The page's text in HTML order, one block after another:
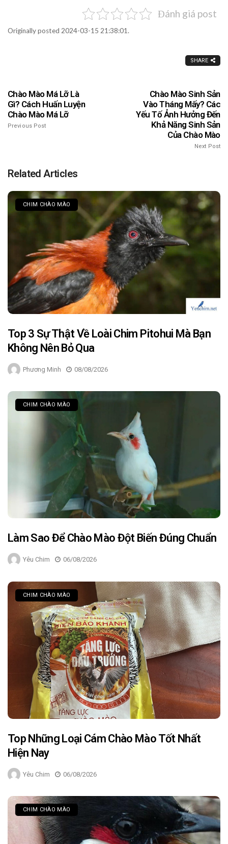
Đánh giá post
Originally posted 2024-03-15 21:38:01.
SHARE
Chào Mào Má Lỡ Là
Gì? Cách Huấn Luyện
Chào Mào Má Lỡ
Previous Post
Chào Mào Sinh Sản
Vào Tháng Mấy? Các
Yếu Tố Ảnh Hưởng Đến
Khả Năng Sinh Sản
Của Chào Mào
Next Post
Related Articles
CHIM CHÀO MÀO
Top 3 Sự Thật Về Loài Chim Pitohui Mà Bạn
Không Nên Bỏ Qua
Phương Minh 08/08/2026
CHIM CHÀO MÀO
Làm Sao Để Chào Mào Đột Biến Đúng Chuẩn
Yêu Chim 06/08/2026
CHIM CHÀO MÀO
Top Những Loại Cám Chào Mào Tốt Nhất
Hiện Nay
Yêu Chim 06/08/2026
CHIM CHÀO MÀO